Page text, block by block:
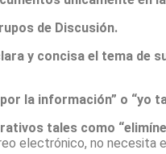
de Discusión.
y concisa el tema de
la información” o “yo
tales como
electrónico, no necesita